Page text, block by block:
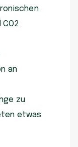
an
zu
etwas